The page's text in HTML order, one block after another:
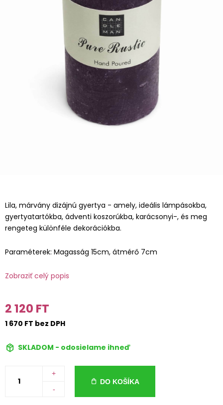
Lila, márvány dizájnú gyertya - amely, ideális lámpásokba,
gyertyatartókba, ádventi koszorúkba, karácsonyi-, és meg
rengeteg különféle dekorációkba.
Paraméterek: Magasság 15cm, átmérő 7cm
Zobraziť celý popis
2 120 FT
1 670 FT bez DPH
SKLADOM - odosielame ihneď
+
-
DO KOŠÍKA